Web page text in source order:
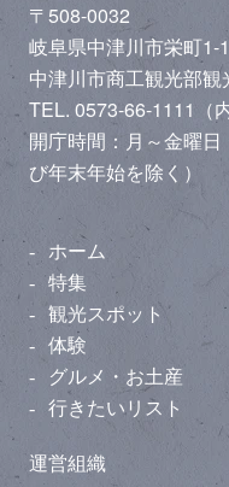
ホーム
特集
観光スポット
体験
グルメ・お土産
行きたいリスト
運営組織
〒508-0032
岐阜県中津川市栄町
中津川市商工観光部観
TEL. 0573-66-1111（
開庁時間：月～金曜
び年末年始を除く）